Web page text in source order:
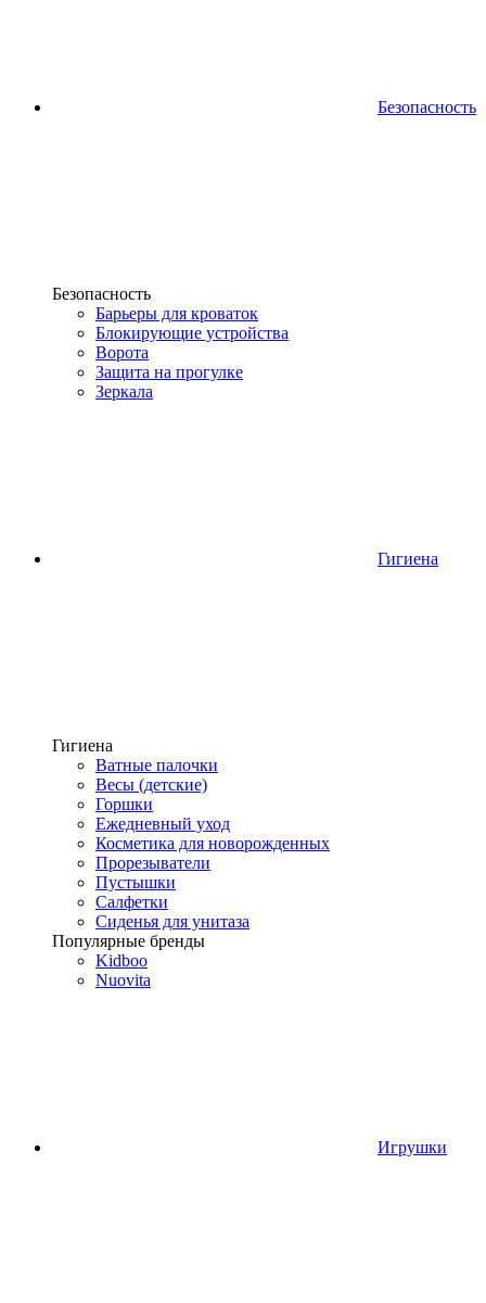
Безопасность
Безопасность
Барьеры для кроваток
Блокирующие устройства
Ворота
Защита на прогулке
Зеркала
Гигиена
Гигиена
Ватные палочки
Весы (детские)
Горшки
Ежедневный уход
Косметика для новорожденных
Прорезыватели
Пустышки
Салфетки
Сиденья для унитаза
Популярные бренды
Kidboo
Nuovita
Игрушки